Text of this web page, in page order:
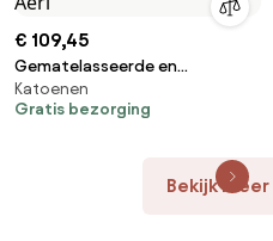
€ 109,45
Gematelasseerde en
geborduurde beddensprei, Aéri
Katoenen
Gratis bezorging
Bekijk